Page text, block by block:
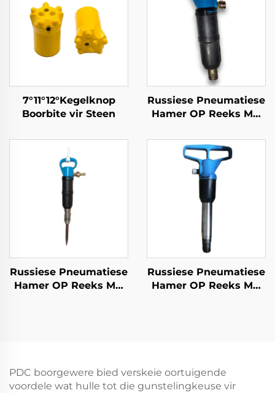
7°11°12°Kegelknop
Boorbite vir Steen
Russiese Pneumatiese
Hamer OP Reeks MO
MO-1B
Russiese Pneumatiese
Hamer OP Reeks MO
Russiese Pneumatiese
Hamer OP Reeks MO
PDC boorgewere bied verskeie oortuigende
voordele wat hulle tot die gunstelingkeuse vir